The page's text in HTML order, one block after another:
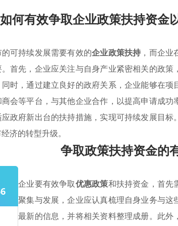
如何有效争取企业政策扶持资金
可持续发展需要有效的企业政策扶持 ，而企
首先，企业应关注与自身产业紧密相关的政
时，通过建立良好的政府关系，企业能够在
会等平台，与其他企业合作，以提高申请成
政府新出台的扶持措施，实现可持续发展目
济的转型升级。
争取政策扶持资金的
，企业要有效争取优惠政策和扶持资金，首先
业的聚集与发展，企业应认真梳理自身业务与
获取最新的信息，并将相关资料整理成册。此